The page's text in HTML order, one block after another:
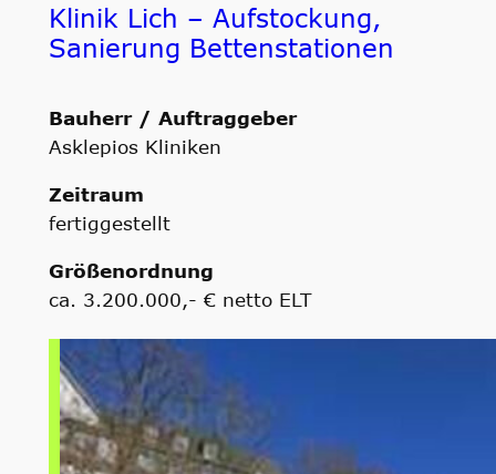
Klinik Lich – Aufstockung,
Sanierung Bettenstationen
Bauherr / Auftraggeber
Asklepios Kliniken
Zeitraum
fertiggestellt
Größenordnung
ca. 3.200.000,- € netto ELT